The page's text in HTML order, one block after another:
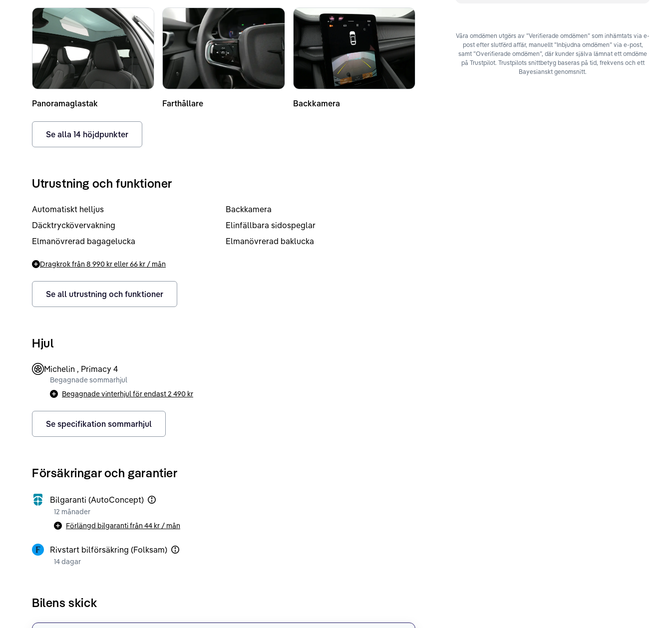
Panoramaglastak Farthållare Backkamera
Se alla 14 höjdpunkter
Utrustning och funktioner
Automatiskt helljus
Backkamera
Däcktryckövervakning
Elinfällbara sidospeglar
Elmanövrerad bagagelucka
Elmanövrerad baklucka
Dragkrok från 8 990 kreller66 kr / mån
Se all utrustning och funktioner
Hjul
Michelin , Primacy 4
Begagnade sommarhjul
Begagnade vinterhjul för endast2 490 kr
Se specifikation sommarhjul
Försäkringar och garantier
Bilgaranti (AutoConcept)
12 månader
Förlängd bilgaranti från 44 kr / mån
Rivstart bilförsäkring (Folksam)
14 dagar
Bilens skick
Våra omdömen utgörs av ”Verifierade omdömen” som inhämtats via e-
post efter slutförd affär, manuellt ”Inbjudna omdömen” via e-post,
samt ”Overifierade omdömen”, där kunder själva lämnat ett omdöme
på Trustpilot. Trustpilots snittbetyg baseras på tid, frekvens och ett
Bayesianskt genomsnitt.